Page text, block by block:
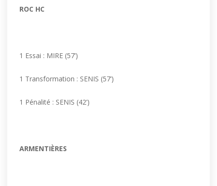
ROC HC
1 Essai : MIRE (57’)
1 Transformation : SENIS (57’)
1 Pénalité : SENIS (42’)
ARMENTIÈRES